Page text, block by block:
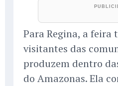
Para Regina, a feira
visitantes das
produzem dentro
do Amazonas. Ela